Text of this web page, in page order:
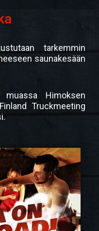
tarkemmin
saunakesään
Himoksen
Truckmeeting